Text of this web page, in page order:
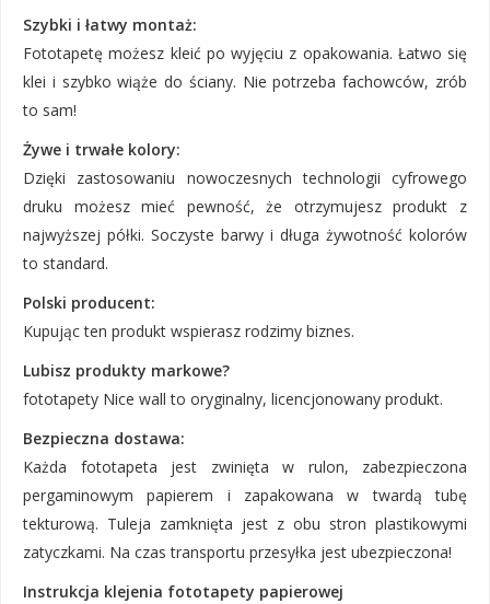
Szybki i łatwy montaż:
Fototapetę możesz kleić po wyjęciu z opakowania. Łatwo się
klei i szybko wiąże do ściany. Nie potrzeba fachowców, zrób
to sam!
Żywe i trwałe kolory:
Dzięki zastosowaniu nowoczesnych technologii cyfrowego
druku możesz mieć pewność, że otrzymujesz produkt z
najwyższej półki. Soczyste barwy i długa żywotność kolorów
to standard.
Polski producent:
Kupując ten produkt wspierasz rodzimy biznes.
Lubisz produkty markowe?
fototapety Nice wall to oryginalny, licencjonowany produkt.
Bezpieczna dostawa:
Każda fototapeta jest zwinięta w rulon, zabezpieczona
pergaminowym papierem i zapakowana w twardą tubę
tekturową. Tuleja zamknięta jest z obu stron plastikowymi
zatyczkami. Na czas transportu przesyłka jest ubezpieczona!
Instrukcja klejenia fototapety papierowej